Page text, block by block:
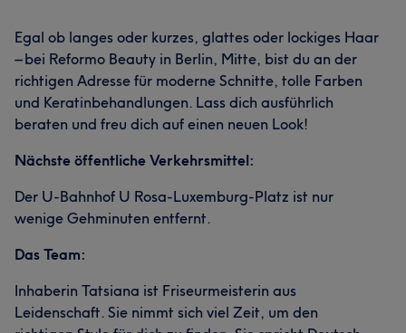
Egal ob langes oder kurzes, glattes oder lockiges Haar
– bei Reformo Beauty in Berlin, Mitte, bist du an der
richtigen Adresse für moderne Schnitte, tolle Farben
und Keratinbehandlungen. Lass dich ausführlich
beraten und freu dich auf einen neuen Look!
Nächste öffentliche Verkehrsmittel:
Der U-Bahnhof U Rosa-Luxemburg-Platz ist nur
wenige Gehminuten entfernt.
Das Team:
Inhaberin Tatsiana ist Friseurmeisterin aus
Leidenschaft. Sie nimmt sich viel Zeit, um den